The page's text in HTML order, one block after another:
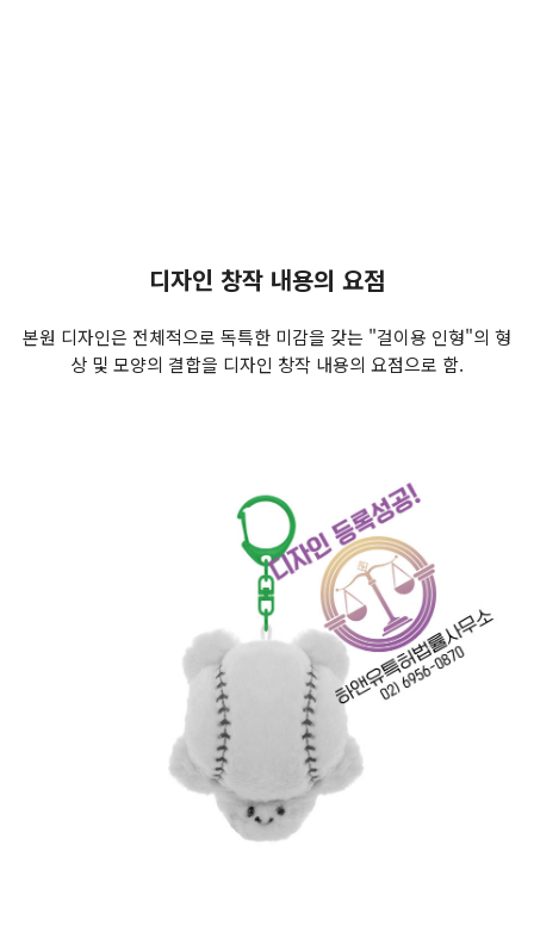
디자인 창작 내용의 요점
본원 디자인은 전체적으로 독특한 미감을 갖는 "걸이용 인형"의 형
상 및 모양의 결합을 디자인 창작 내용의 요점으로 함.